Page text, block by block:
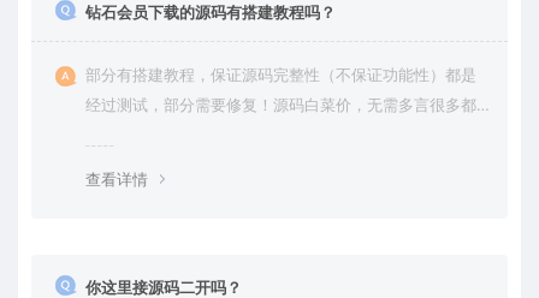
钻石会员下载的源码有搭建教程吗？
部分有搭建教程，保证源码完整性（不保证功能性）都是
经过测试，部分需要修复！源码白菜价，无需多言很多都
查看详情
你这里接源码二开吗？